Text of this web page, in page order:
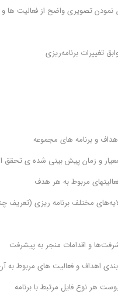
تصویری واضح از فعالیت ها
تغييرات برنامه‌ريزي
و برنامه های مجموعه
و زمان پیش بینی شده ی تحقق
مربوط به هر هدف
مختلف برنامه ریزی (تعریف
و اقدامات منجر به پيشرفت
اهداف و فعالیت های مربوط به
هر نوع فایل مرتبط با برنامه